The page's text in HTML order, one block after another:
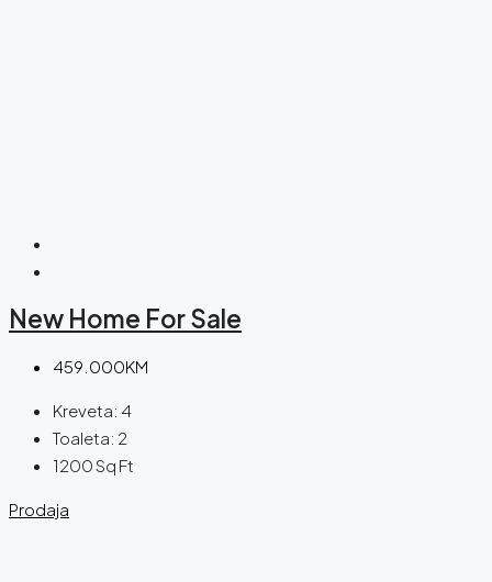
New Home For Sale
459.000KM
Kreveta: 4
Toaleta: 2
1200Sq Ft
Prodaja